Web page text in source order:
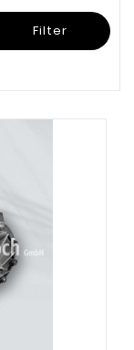
Filter